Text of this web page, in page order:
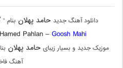
دانلود آهنگ جدید حامد پهلان بنام “
Pahlan –Goosh Mahi
موزیک جدید و بسیار زیبای حامد پهلان
آهنگ